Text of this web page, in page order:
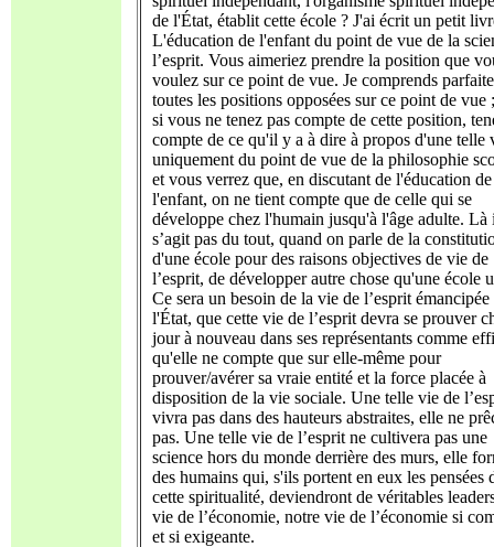
de l'État, établit cette école ? J'ai écrit un petit
L'éducation de l'enfant du point de vue de la
l’esprit. Vous aimeriez prendre la position que
voulez sur ce point de vue. Je comprends
toutes les positions opposées sur ce point de vue
si vous ne tenez pas compte de cette position,
compte de ce qu'il y a à dire à propos d'une telle
uniquement du point de vue de la philosophie
et vous verrez que, en discutant de l'éducation de
l'enfant, on ne tient compte que de celle qui se
développe chez l'humain jusqu'à l'âge adulte. Là
s’agit pas du tout, quand on parle de la
d'une école pour des raisons objectives de vie de
l’esprit, de développer autre chose qu'une école
Ce sera un besoin de la vie de l’esprit émancipée
l'État, que cette vie de l’esprit devra se prouver
jour à nouveau dans ses représentants comme
qu'elle ne compte que sur elle-même pour
prouver/avérer sa vraie entité et la force placée à
disposition de la vie sociale. Une telle vie de
vivra pas dans des hauteurs abstraites, elle ne
pas. Une telle vie de l’esprit ne cultivera pas une
science hors du monde derrière des murs, elle
des humains qui, s'ils portent en eux les pensées
cette spiritualité, deviendront de véritables
vie de l’économie, notre vie de l’économie si
et si exigeante.